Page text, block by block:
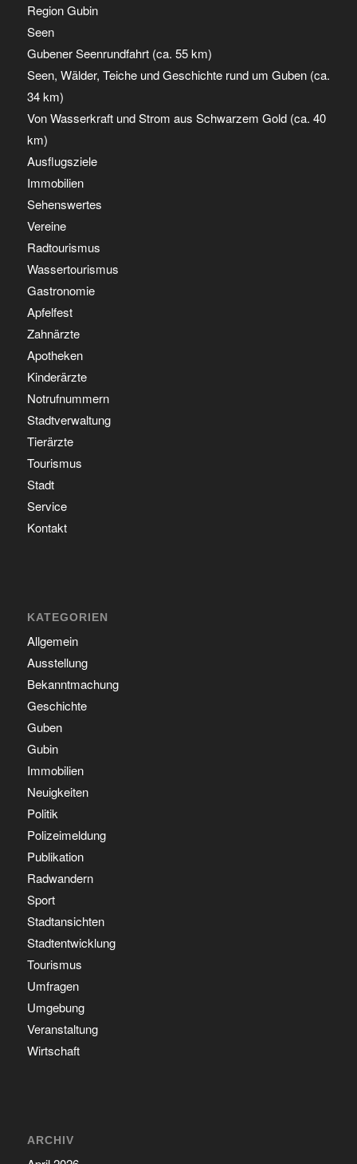
Region Gubin
Seen
Gubener Seenrundfahrt (ca. 55 km)
Seen, Wälder, Teiche und Geschichte rund um Guben (ca.
34 km)
Von Wasserkraft und Strom aus Schwarzem Gold (ca. 40
km)
Ausflugsziele
Immobilien
Sehenswertes
Vereine
Radtourismus
Wassertourismus
Gastronomie
Apfelfest
Zahnärzte
Apotheken
Kinderärzte
Notrufnummern
Stadtverwaltung
Tierärzte
Tourismus
Stadt
Service
Kontakt
KATEGORIEN
Allgemein
Ausstellung
Bekanntmachung
Geschichte
Guben
Gubin
Immobilien
Neuigkeiten
Politik
Polizeimeldung
Publikation
Radwandern
Sport
Stadtansichten
Stadtentwicklung
Tourismus
Umfragen
Umgebung
Veranstaltung
Wirtschaft
ARCHIV